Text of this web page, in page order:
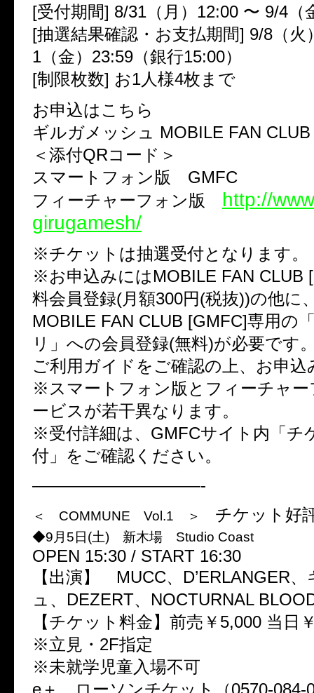
[受付期間] 8/31（月）12:00 〜 9/4（
[抽選結果確認・お支払期間] 9/8（火
1（金）23:59（銀行15:00）
[制限枚数] お1人様4枚まで
お申込はこちら
ギルガメッシュ MOBILE FAN
＜添付QRコード＞
スマートフォン版 GMFC
フィーチャーフォン版 http://
girugamesh/
※チケットは抽選受付となります。
※お申込みにはMOBILE FAN CLUB
料会員登録(月額300円(税抜))の他に
MOBILE FAN CLUB [GMFC]専用の
リ」への会員登録(無料)が必要です
ご利用ガイドをご確認の上、お申
※スマートフォン版とフィーチャー
ービスが若干異なります。
※受付詳細は、GMFCサイト内「チ
付」をご確認ください。
——————————-
＜ COMMUNE Vol.1 ＞ チケット好
◆9月5日(土) 新木場 Studio Coast
OPEN 15:30 / START 16:30
【出演】 MUCC、D’ERLANGER
ュ、DEZERT、NOCTURNAL
【チケット料金】前売￥5,000 当日
※立見・2F指定
※未就学児童入場不可